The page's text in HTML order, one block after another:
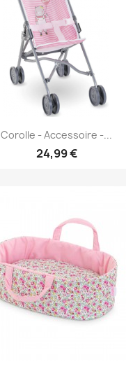
Corolle - Accessoire -...
24,99 €